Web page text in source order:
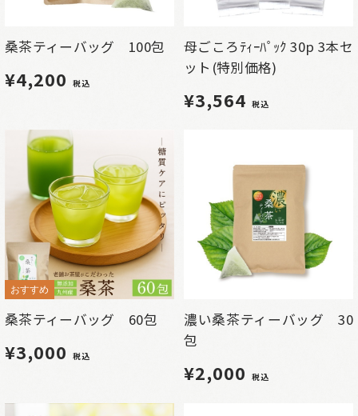
桑茶ティーバッグ 100包
¥4,200 税込
母ごころﾃｨｰﾊﾟｯｸ 30p 3本セ
ット(特別価格)
¥3,564 税込
おすすめ
桑茶ティーバッグ 60包
¥3,000 税込
濃い桑茶ティーバッグ 30
包
¥2,000 税込